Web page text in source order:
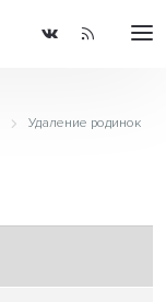
Удаление родинок